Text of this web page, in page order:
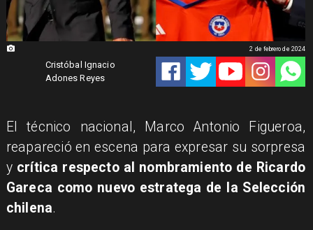
Cristóbal Ignacio
Adones Reyes
2 de febrero de 2024
El técnico nacional, Marco Antonio Figueroa,
reapareció en escena para expresar su sorpresa
y crítica respecto al nombramiento de Ricardo
Gareca como nuevo estratega de la Selección
chilena.